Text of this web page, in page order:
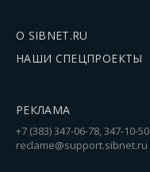
О SIBNET.RU
НАШИ СПЕЦПРОЕКТЫ
РЕКЛАМА
+7 (383) 347-06-78, 347-10-50
reclame@support.sibnet.ru